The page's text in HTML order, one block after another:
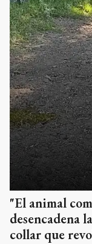
"El animal
desencadena
collar que